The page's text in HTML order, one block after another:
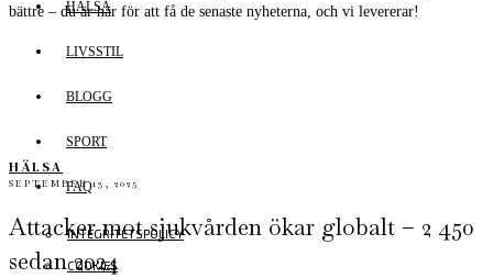
HÄLSA
LIVSSTIL
BLOGG
SPORT
FAQ
INTEGRITETSPOLICY
COOKIES
bättre – du är här för att få de senaste nyheterna, och vi levererar!
HÄLSA
SEPTEMBER 13, 2025
Attacker mot sjukvården ökar globalt – 2 450
sedan 2024